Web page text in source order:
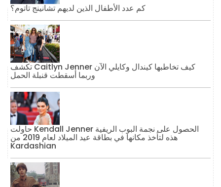
كم عدد الأطفال الذين لديهم تشانينج تاتوم؟
تكشف Caitlyn Jenner كيف تخاطبها كيندال وكايلي الآن
وربما أسقطت قنبلة الحمل
حاولت Kendall Jenner الحصول على نجمة البوب ​​الريفية
هذه لتأخذ مكانها في بطاقة عيد الميلاد لعام 2019 من
Kardashian